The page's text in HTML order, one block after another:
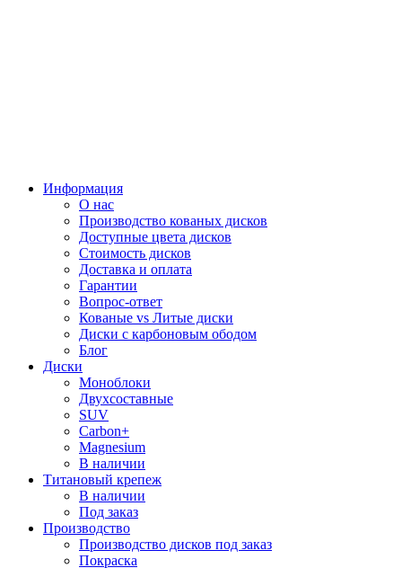
Информация
О нас
Производство кованых дисков
Доступные цвета дисков
Стоимость дисков
Доставка и оплата
Гарантии
Вопрос-ответ
Кованые vs Литые диски
Диски с карбоновым ободом
Блог
Диски
Моноблоки
Двухсоставные
SUV
Carbon+
Magnesium
В наличии
Титановый крепеж
В наличии
Под заказ
Производство
Производство дисков под заказ
Покраска